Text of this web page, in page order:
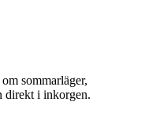
sommarläger,
direkt i inkorgen.